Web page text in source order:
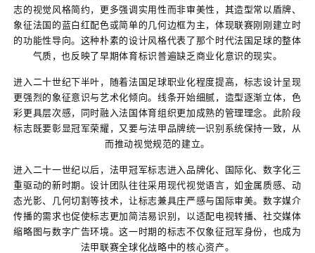
志的视觉风格简约，更多强调实用性而非审美性，其造型常以盾牌、
象征法国的蓝白红配色或简单的几何边框为主，体现联赛刚刚建立时
的功能性导向。这种朴素的设计风格代表了那个时代法国足球的整体
气质，也反映了早期体育标识普遍缺乏商业化意识的现实。
进入二十世纪下半叶，随着法国足球职业化程度提高，标志设计呈现
更强烈的象征意识与艺术化倾向。线条开始细腻，造型逐渐立体，色
彩更具层次感，同时融入法国体育组织更加成熟的管理理念。此阶段
标志既要彰显冠军荣耀，又要与法甲品牌统一识别系统保持一致，从
而推动视觉规范的建立。
进入二十一世纪以后，法甲冠军标志进入品牌化、国际化、数字化三
重驱动的新时期。设计团队往往采用现代视觉语言，如金属质感、动
态光影、几何切割等技术，让标志兼具庄严感与国际审美。数字媒介
传播的需求也促使标志更加简洁易识别，以适配电视转播、社交媒体
缩略图与数字广告环境。这一时期的标志不仅象征冠军身份，也成为
法甲联赛全球化战略中的核心资产。